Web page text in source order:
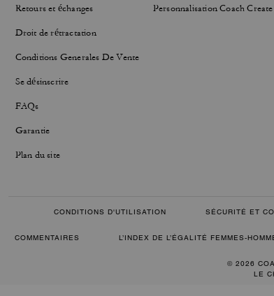
Retours et échanges
Droit de rétractation
Conditions Generales De Vente
Se désinscrire
FAQs
Garantie
Plan du site
Personnalisation Coach Create
CONDITIONS D'UTILISATION SÉCURITÉ ET
COMMENTAIRES L’INDEX DE L’ÉGALITÉ FEMMES-
© 2026
LE